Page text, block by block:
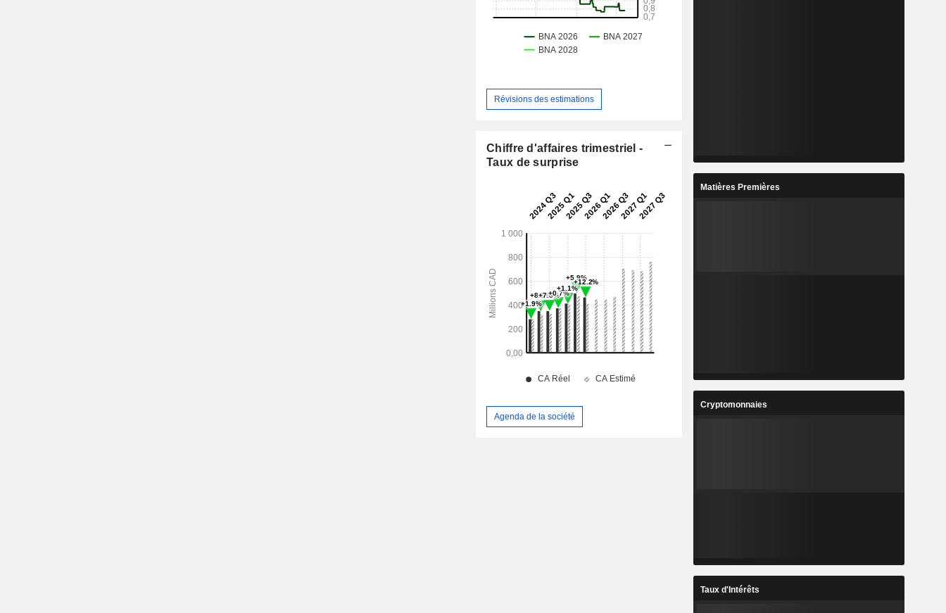
Révisions des estimations
Chiffre d'affaires trimestriel -
Taux de surprise
Agenda de la société
Matières Premières
Cryptomonnaies
Taux d'Intérêts